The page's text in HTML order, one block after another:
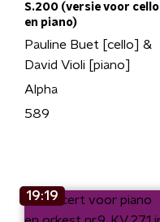
S.200 (versie voor cello
en piano)
Pauline Buet [cello] &
David Violi [piano]
Alpha
589
19:19